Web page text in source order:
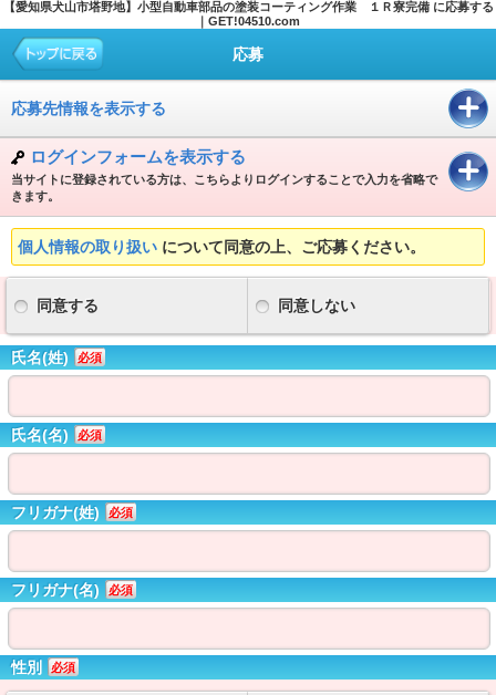
【愛知県犬山市塔野地】小型自動車部品の塗装コーティング作業 １Ｒ寮完備 に応募する
｜GET!04510.com
応募
応募先情報を表示する
ログインフォームを表示する
当サイトに登録されている方は、こちらよりログインすることで入力を省略で
きます。
個人情報の取り扱い について同意の上、ご応募ください。
同意する 同意しない
氏名(姓) 必須
氏名(名) 必須
フリガナ(姓) 必須
フリガナ(名) 必須
性別 必須